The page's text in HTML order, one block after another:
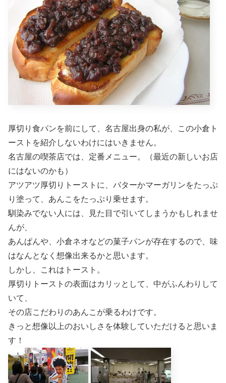
厚切り食パンを前にして、名古屋出身の私が、この小倉ト
ーストを紹介しないわけにはいきません。
名古屋の喫茶店では、定番メニュー。（最近の新しいお店
にはないのかも）
アツアツ厚切りトーストに、バターかマーガリンをたっぷ
り塗って、あんこをたっぷり乗せます。
馴染みでない人には、見た目で引いてしまうかもしれませ
んが、
あんぱんや、小倉ネオなどの菓子パンが存在するので、味
はなんとなく想像出来るかと思います。
しかし、これはトースト。
厚切りトーストの表面はカリッとして、中がふんわりして
いて、
その店こだわりのあんこが乗るわけです。
きっと想像以上のおいしさを体験していただけると思いま
す！